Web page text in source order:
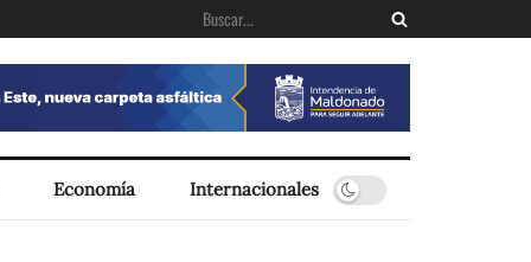
Economía Internacionales